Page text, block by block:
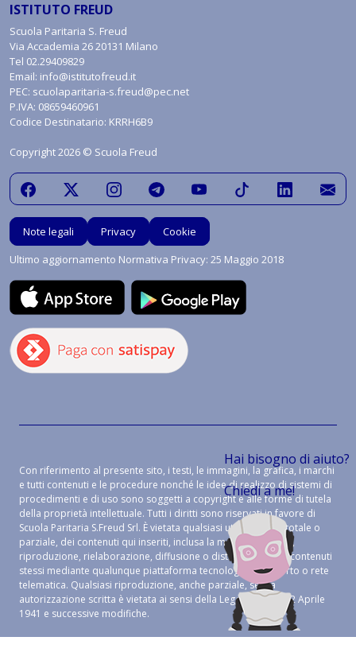
Hai bisogno di aiuto?
Chiedi a me!
ISTITUTO FREUD
Scuola Paritaria S. Freud
Via Accademia 26 20131 Milano
Tel 02.29409829
Email: info@istitutofreud.it
PEC: scuolaparitaria-s.freud@pec.net
P.IVA: 08659460961
Codice Destinatario: KRRH6B9
Copyright 2026 © Scuola Freud
Note legali Privacy
Cookie
Ultimo aggiornamento Normativa Privacy: 25 Maggio 2018
Con riferimento al presente sito, i testi, le immagini, la grafica, i marchi
e tutti contenuti e le procedure nonché le idee di realizzo di sistemi di
procedimenti e di uso sono soggetti a copyright e alle forme di tutela
della proprietà intellettuale. Tutti i diritti sono riservati in favore di
Scuola Paritaria S.Freud Srl. È vietata qualsiasi utilizzazione, totale o
parziale, dei contenuti qui inseriti, inclusa la memorizzazione,
riproduzione, rielaborazione, diffusione o distribuzione dei contenuti
stessi mediante qualunque piattaforma tecnologica, supporto o rete
telematica. Qualsiasi riproduzione, anche parziale, senza
autorizzazione scritta è vietata ai sensi della Legge 633 del 22 Aprile
1941 e successive modifiche.
CREDITS:ALEIDE WEB AGENCY